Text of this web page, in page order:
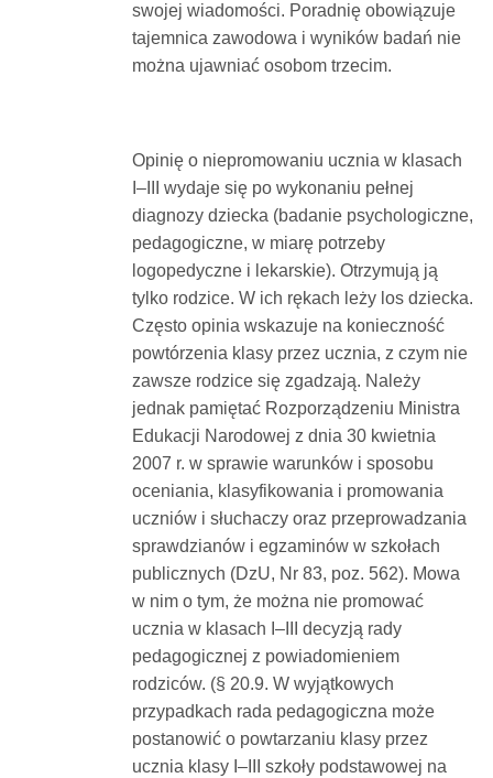
swojej wiadomości. Poradnię obowiązuje
tajemnica zawodowa i wyników badań nie
można ujawniać osobom trzecim.
Opinię o niepromowaniu ucznia w klasach
I–III wydaje się po wykonaniu pełnej
diagnozy dziecka (badanie psychologiczne,
pedagogiczne, w miarę potrzeby
logopedyczne i lekarskie). Otrzymują ją
tylko rodzice. W ich rękach leży los dziecka.
Często opinia wskazuje na konieczność
powtórzenia klasy przez ucznia, z czym nie
zawsze rodzice się zgadzają. Należy
jednak pamiętać Rozporządzeniu Ministra
Edukacji Narodowej z dnia 30 kwietnia
2007 r. w sprawie warunków i sposobu
oceniania, klasyfikowania i promowania
uczniów i słuchaczy oraz przeprowadzania
sprawdzianów i egzaminów w szkołach
publicznych (DzU, Nr 83, poz. 562). Mowa
w nim o tym, że można nie promować
ucznia w klasach I–III decyzją rady
pedagogicznej z powiadomieniem
rodziców. (§ 20.9. W wyjątkowych
przypadkach rada pedagogiczna może
postanowić o powtarzaniu klasy przez
ucznia klasy I–III szkoły podstawowej na